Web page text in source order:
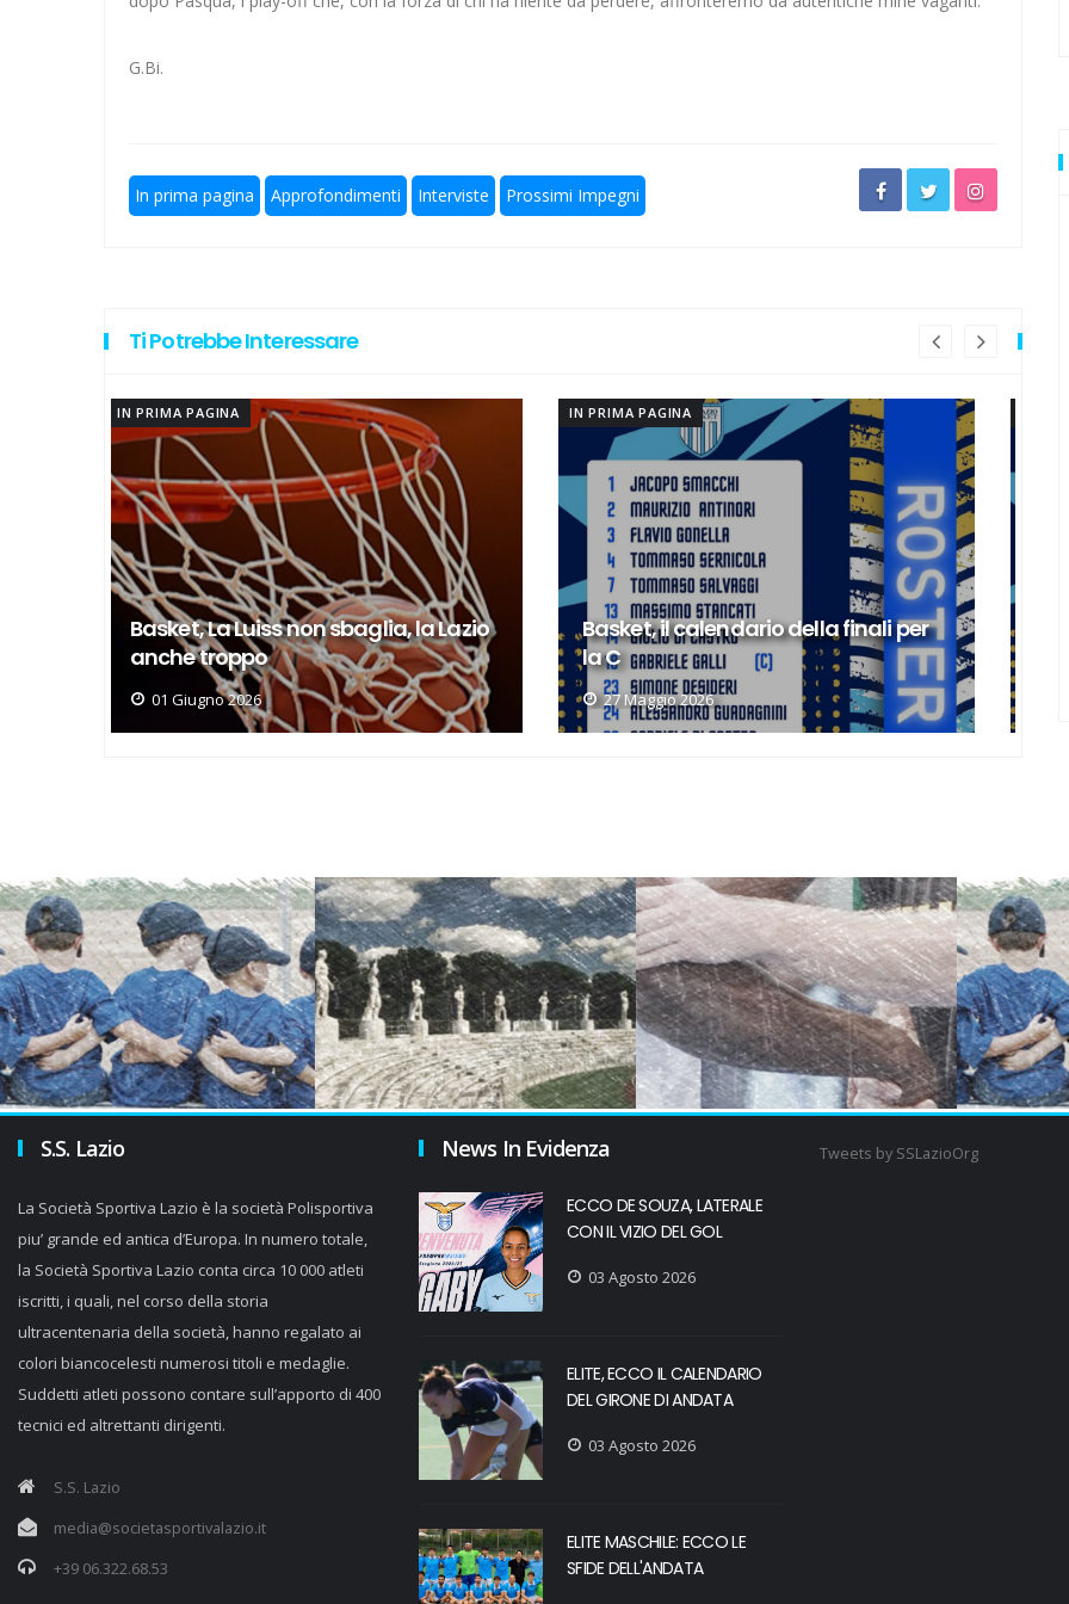
A Elite a 10 squadre, ecco le nostre rivali
G.Bi.
In prima pagina Approfondimenti Interviste Prossimi Impegni
Ti Potrebbe Interessare
IN PRIMA PAGINA
Basket, il calendario della finali per
la C
27 Maggio 2026
IN PRIMA PAGINA
Basket, la Lazio si qualifica per la
finale per la C
21 Maggio 2026
S.S. Lazio
La Società Sportiva Lazio è la società Polisportiva
piu’ grande ed antica d’Europa. In numero totale,
la Società Sportiva Lazio conta circa 10 000 atleti
iscritti, i quali, nel corso della storia
ultracentenaria della società, hanno regalato ai
colori biancocelesti numerosi titoli e medaglie.
Suddetti atleti possono contare sull’apporto di 400
tecnici ed altrettanti dirigenti.
S.S. Lazio
media@societasportivalazio.it
+39 06.322.68.53
News In Evidenza
ECCO DE SOUZA, LATERALE
CON IL VIZIO DEL GOL
03 Agosto 2026
ELITE, ECCO IL CALENDARIO
DEL GIRONE DI ANDATA
03 Agosto 2026
ELITE MASCHILE: ECCO LE
SFIDE DELL'ANDATA
Tweets by SSLazioOrg